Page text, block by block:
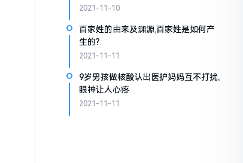
2021-11-10
百家姓的由来及渊源,百家姓是如何产
生的?
2021-11-11
9岁男孩做核酸认出医护妈妈互不打扰,
眼神让人心疼
2021-11-11